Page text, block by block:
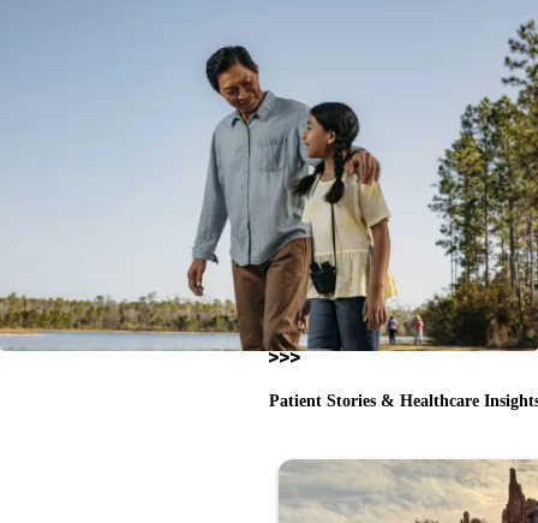
Patient Stories & Healthcare